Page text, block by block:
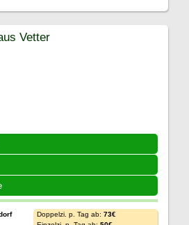
Vetter
Doppelzi. p. Tag ab: 73€